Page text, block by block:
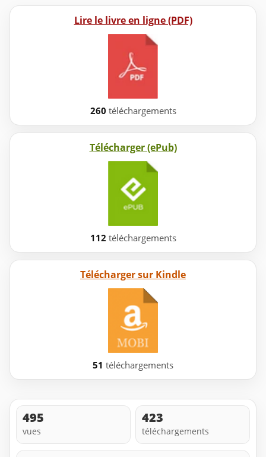
Lire le livre en ligne (PDF)
260 téléchargements
Télécharger (ePub)
112 téléchargements
Télécharger sur Kindle
51 téléchargements
495
vues
423
téléchargements